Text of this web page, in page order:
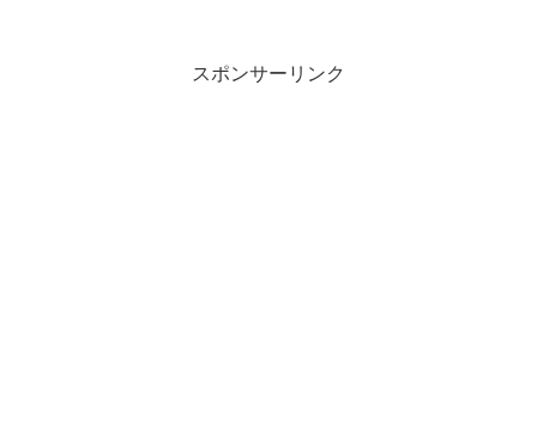
スポンサーリンク